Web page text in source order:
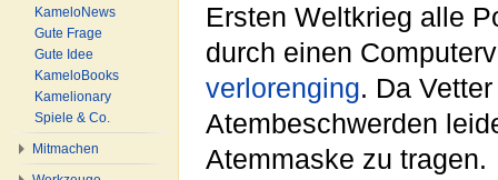
Ersten Weltkrieg alle
durch einen
verlorenging. Da
Atembeschwerden
Atemmaske zu tragen.
KameloNews
Gute Frage
Gute Idee
KameloBooks
Kamelionary
Spiele & Co.
Mitmachen